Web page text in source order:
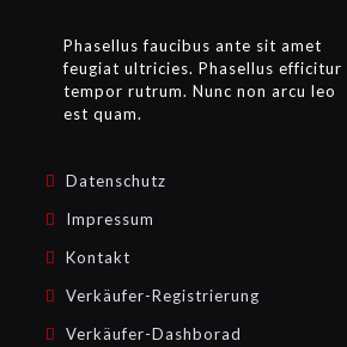
Phasellus faucibus ante sit amet
feugiat ultricies. Phasellus efficitur
tempor rutrum. Nunc non arcu leo
est quam.
Datenschutz
Impressum
Kontakt
Verkäufer-Registrierung
Verkäufer-Dashborad